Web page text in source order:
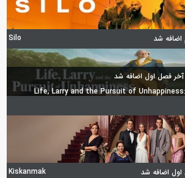
Silo
فصل اول اضافه شد
Life, Larry and the Pursuit of
Kiskanmak